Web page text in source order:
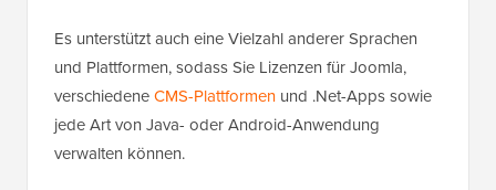
Es unterstützt auch eine Vielzahl anderer Sprachen
und Plattformen, sodass Sie Lizenzen für Joomla,
verschiedeneCMS-Plattformen und .Net-Apps sowie
jede Art von Java- oder Android-Anwendung
verwalten können.